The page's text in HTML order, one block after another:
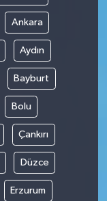
Ankara
Aydın
Bayburt
Bolu
Çankırı
Düzce
Erzurum